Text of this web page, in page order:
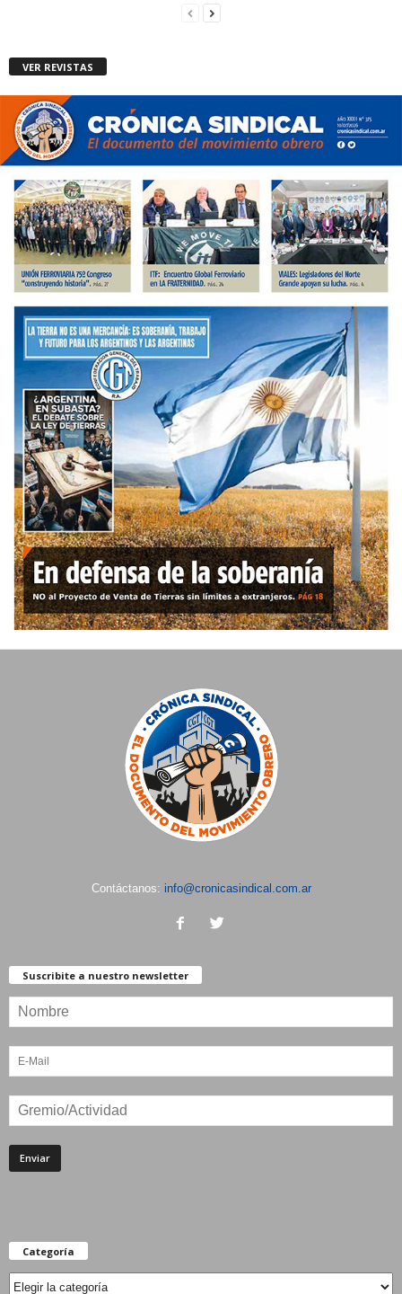
VER REVISTAS
Contáctanos: info@cronicasindical.com.ar
Suscribite a nuestro newsletter
Categoría
Categoría